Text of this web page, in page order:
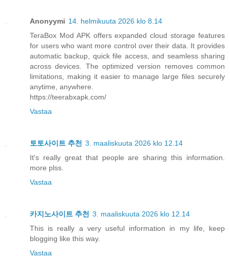
Anonyymi 14. helmikuuta 2026 klo 8.14
TeraBox Mod APK offers expanded cloud storage features
for users who want more control over their data. It provides
automatic backup, quick file access, and seamless sharing
across devices. The optimized version removes common
limitations, making it easier to manage large files securely
anytime, anywhere.
https://teerabxapk.com/
Vastaa
토토사이트 추천 3. maaliskuuta 2026 klo 12.14
It's really great that people are sharing this information.
more plss.
Vastaa
카지노사이트 추천 3. maaliskuuta 2026 klo 12.14
This is really a very useful information in my life, keep
blogging like this way.
Vastaa